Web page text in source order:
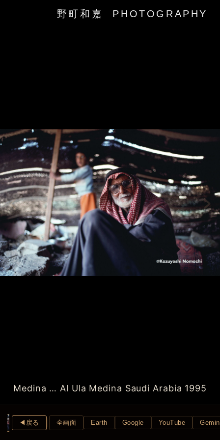
野町和嘉 PHOTOGRAPHY
‹
Medina … Al Ula Medina Saudi Arabia 1995
›
◀︎戻る 全画面 Earth Google YouTube